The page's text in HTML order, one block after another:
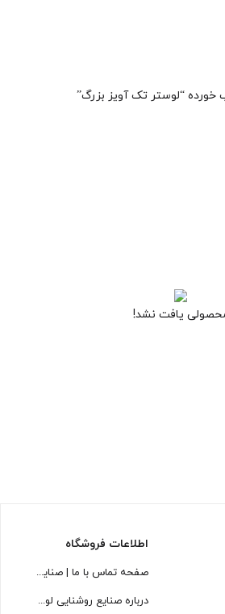
“لوستر تک آویز بزرگ”
یافت نشد!
اطلاعات فروشگاه
صفحه تماس با ما | صنایع روشنایی لوسترسازان
درباره صنایع روشنایی لوسترسازان